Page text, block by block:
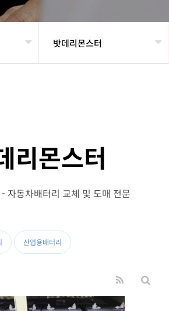
밧데리몬스터
리몬스터
자동차배터리 교체 및 도매 전문
산업용배터리